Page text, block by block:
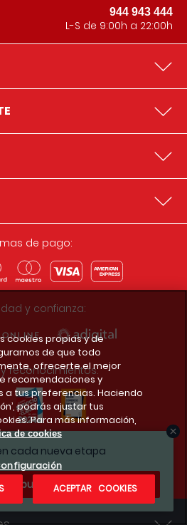
cada nueva etapa
apuntas?
944 943 444
L-S de 9:00h a 22:00h
de pago:
y confianza:
reconocimientos:
la app del club
cookies propias y de
de que todo
ofrecerte el mejor
recomendaciones y
a tus preferencias. Haciendo
podrás ajustar tus
Para más información,
de cookies
ACEPTAR COOKIES